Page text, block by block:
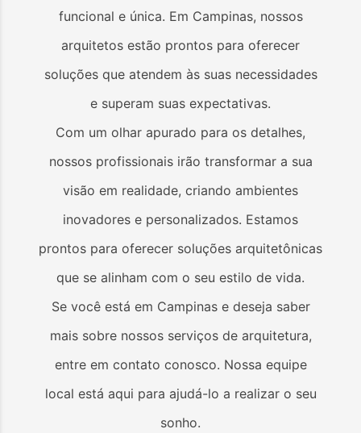
funcional e única. Em Campinas, nossos
arquitetos estão prontos para oferecer
soluções que atendem às suas necessidades
e superam suas expectativas.
Com um olhar apurado para os detalhes,
nossos profissionais irão transformar a sua
visão em realidade, criando ambientes
inovadores e personalizados. Estamos
prontos para oferecer soluções arquitetônicas
que se alinham com o seu estilo de vida.
Se você está em Campinase deseja saber
mais sobre nossos serviços de arquitetura,
entre em contato conosco. Nossa equipe
local está aqui para ajudá-lo a realizar o seu
sonho.